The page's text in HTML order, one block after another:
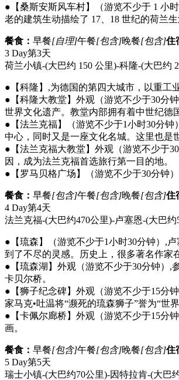
●【桑斯安斯风车村】（游览不少于 1 小
老的建筑生动描绘了 17、18 世纪的荷兰
餐食： 早餐[自理]午餐[包含]晚餐[包含]住
3 Day第3天
荷兰小镇-(大巴约 150 公里)-科隆-(大巴约
●【科隆】,为德国的第四大城市，以重工
●【科隆大教堂】外观（游览不少于30分
世界文化遗产。教堂内部拥有着中世纪德
●【法兰克福】（游览不少于1小时30分
中心，同时又是一座文化名城。这里也是
●【法兰克福大教堂】外观（游览不少于
因，成为法兰克福首选旅行第一目的地。
●【罗马贝格广场】（游览不少于30分钟
餐食： 早餐[包含]午餐[包含]晚餐[包含]住
4 Day第4天
法兰克福-(大巴约470公里)-卢塞恩-(大巴
●【琉森】（游览不少于1小时30分钟）,
到了不尽的灵感。历史上，很多著名作家
●【琉森湖】外观（游览不少于30分钟）,
卡贝尔桥。
●【狮子纪念碑】外观（游览不少于15分
家马克•吐温将“濒死的琉森狮子”誉为“世
●【卡佩尔廊桥】外观（游览不少于15分
画。
餐食： 早餐[包含]午餐[包含]晚餐[包含]住
5 Day第5天
瑞士小镇-(大巴约70公里)-因特拉肯-(大巴